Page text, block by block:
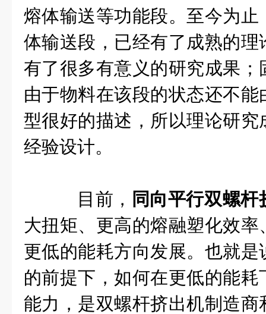
熔体输送等功能段。至今为
体输送段，已经有了成熟的
有了很多有意义的研究成果
由于物料在该段的状态还不
型很好的描述，所以理论研
经验设计。
目前，
同向平行双螺杆
大扭矩、更高的熔融塑化效
更低的能耗方向发展。也就
的前提下，如何在更低的能
能力，是双螺杆挤出机制造